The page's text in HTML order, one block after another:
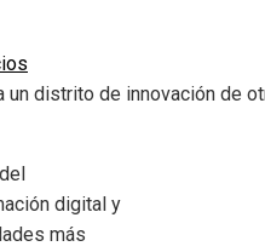
un distrito de innovación de
digital y
más